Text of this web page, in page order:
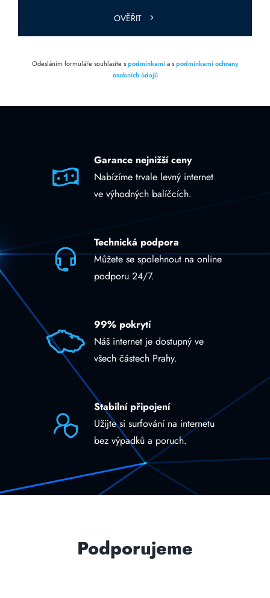
OVĚŘIT
Odesláním formuláře souhlasíte spodmínkamia spodmínkami ochrany
osobních údajů
Garance nejnižší ceny
Nabízíme trvale levný internet
ve výhodných balíčcích.
Technická podpora
Můžete se spolehnout na online
podporu 24/7.
99% pokrytí
Náš internet je dostupný ve
všech částech Prahy.
Stabilní připojení
Užijte si surfování na internetu
bez výpadků a poruch.
Podporujeme